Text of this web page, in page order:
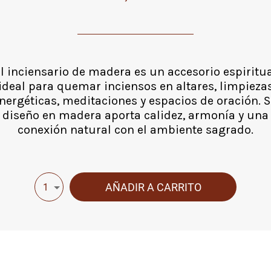
inciensario de madera es un accesorio
para quemar inciensos en altares,
meditaciones y espacios de oración.
diseño en madera aporta calidez, armonía y una
conexión natural con el ambiente sagrado.
1 AÑADIR A CARRITO